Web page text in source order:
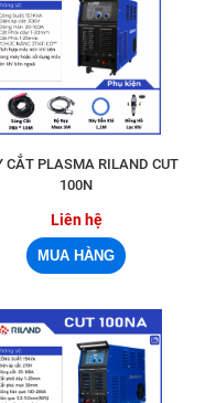
CẮT PLASMA RILAND CUT
100N
Liên hệ